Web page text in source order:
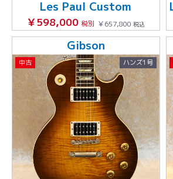
Les Paul Custom
￥598,000税別 ￥657,800税込
Gibson
中古 ハンズ1号